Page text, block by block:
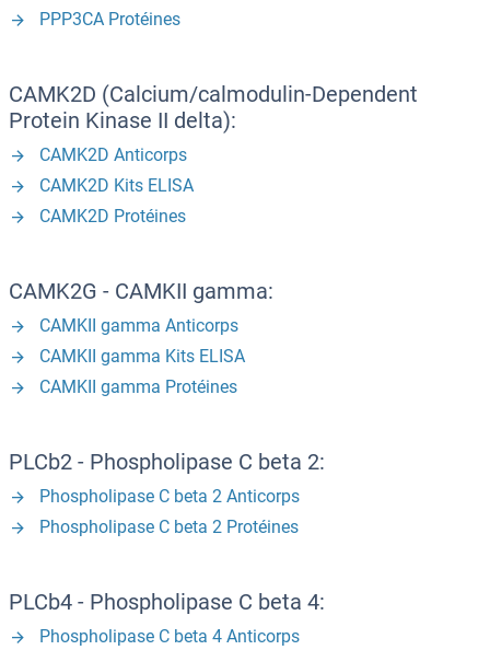
PPP3CA Protéines
CAMK2D (Calcium/calmodulin-Dependent
Protein Kinase II delta):
CAMK2D Anticorps
CAMK2D Kits ELISA
CAMK2D Protéines
CAMK2G - CAMKII gamma:
CAMKII gamma Anticorps
CAMKII gamma Kits ELISA
CAMKII gamma Protéines
PLCb2 - Phospholipase C beta 2:
Phospholipase C beta 2 Anticorps
Phospholipase C beta 2 Protéines
PLCb4 - Phospholipase C beta 4:
Phospholipase C beta 4 Anticorps